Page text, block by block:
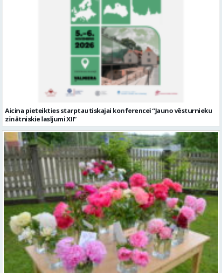
Aicina pieteikties starptautiskajai konferencei “Jauno vēsturnieku
zinātniskie lasījumi XII”